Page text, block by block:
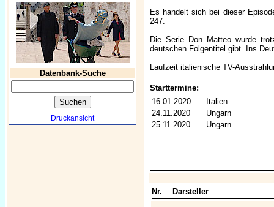
Datenbank-Suche
Druckansicht
Es handelt sich bei dieser
247.
Die Serie Don Matteo wurde
deutschen Folgentitel gibt. Ins
Laufzeit italienische TV-
Starttermine:
16.01.2020
Italien
24.11.2020
Ungarn
25.11.2020
Ungarn
Nr. Darsteller